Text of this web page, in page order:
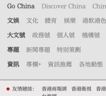
Go China Discover China
文娛 文化 體育 娛樂 港飲港色
大文號 政務號 個人號 機構號
專題 新聞專題 特別策劃
資訊 專欄+ 資訊推薦 各地動態
友情鏈接： 香港商報網 香港衛視 香